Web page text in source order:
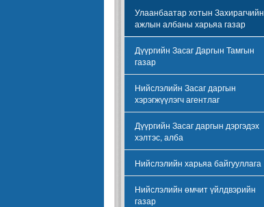
Улаанбаатар хотын Захирагчийн
ажлын албаны харьяа газар
Дүүргийн Засаг Даргын Тамгын
газар
Нийслэлийн Засаг даргын
хэрэгжүүлэгч агентлаг
Дүүргийн Засаг даргын дэргэдэх
хэлтэс, алба
Нийслэлийн харьяа байгууллага
Нийслэлийн өмчит үйлдвэрийн
газар